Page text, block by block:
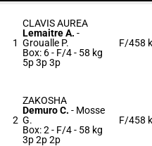
1
CLAVIS AUREA
Lemaitre A. -
Groualle P.
Box: 6 - F/4 - 58 kg
5p 3p 3p
F/458
2
ZAKOSHA
Demuro C. - Mosse
G.
Box: 2 - F/4 - 58 kg
3p 2p 2p
F/458